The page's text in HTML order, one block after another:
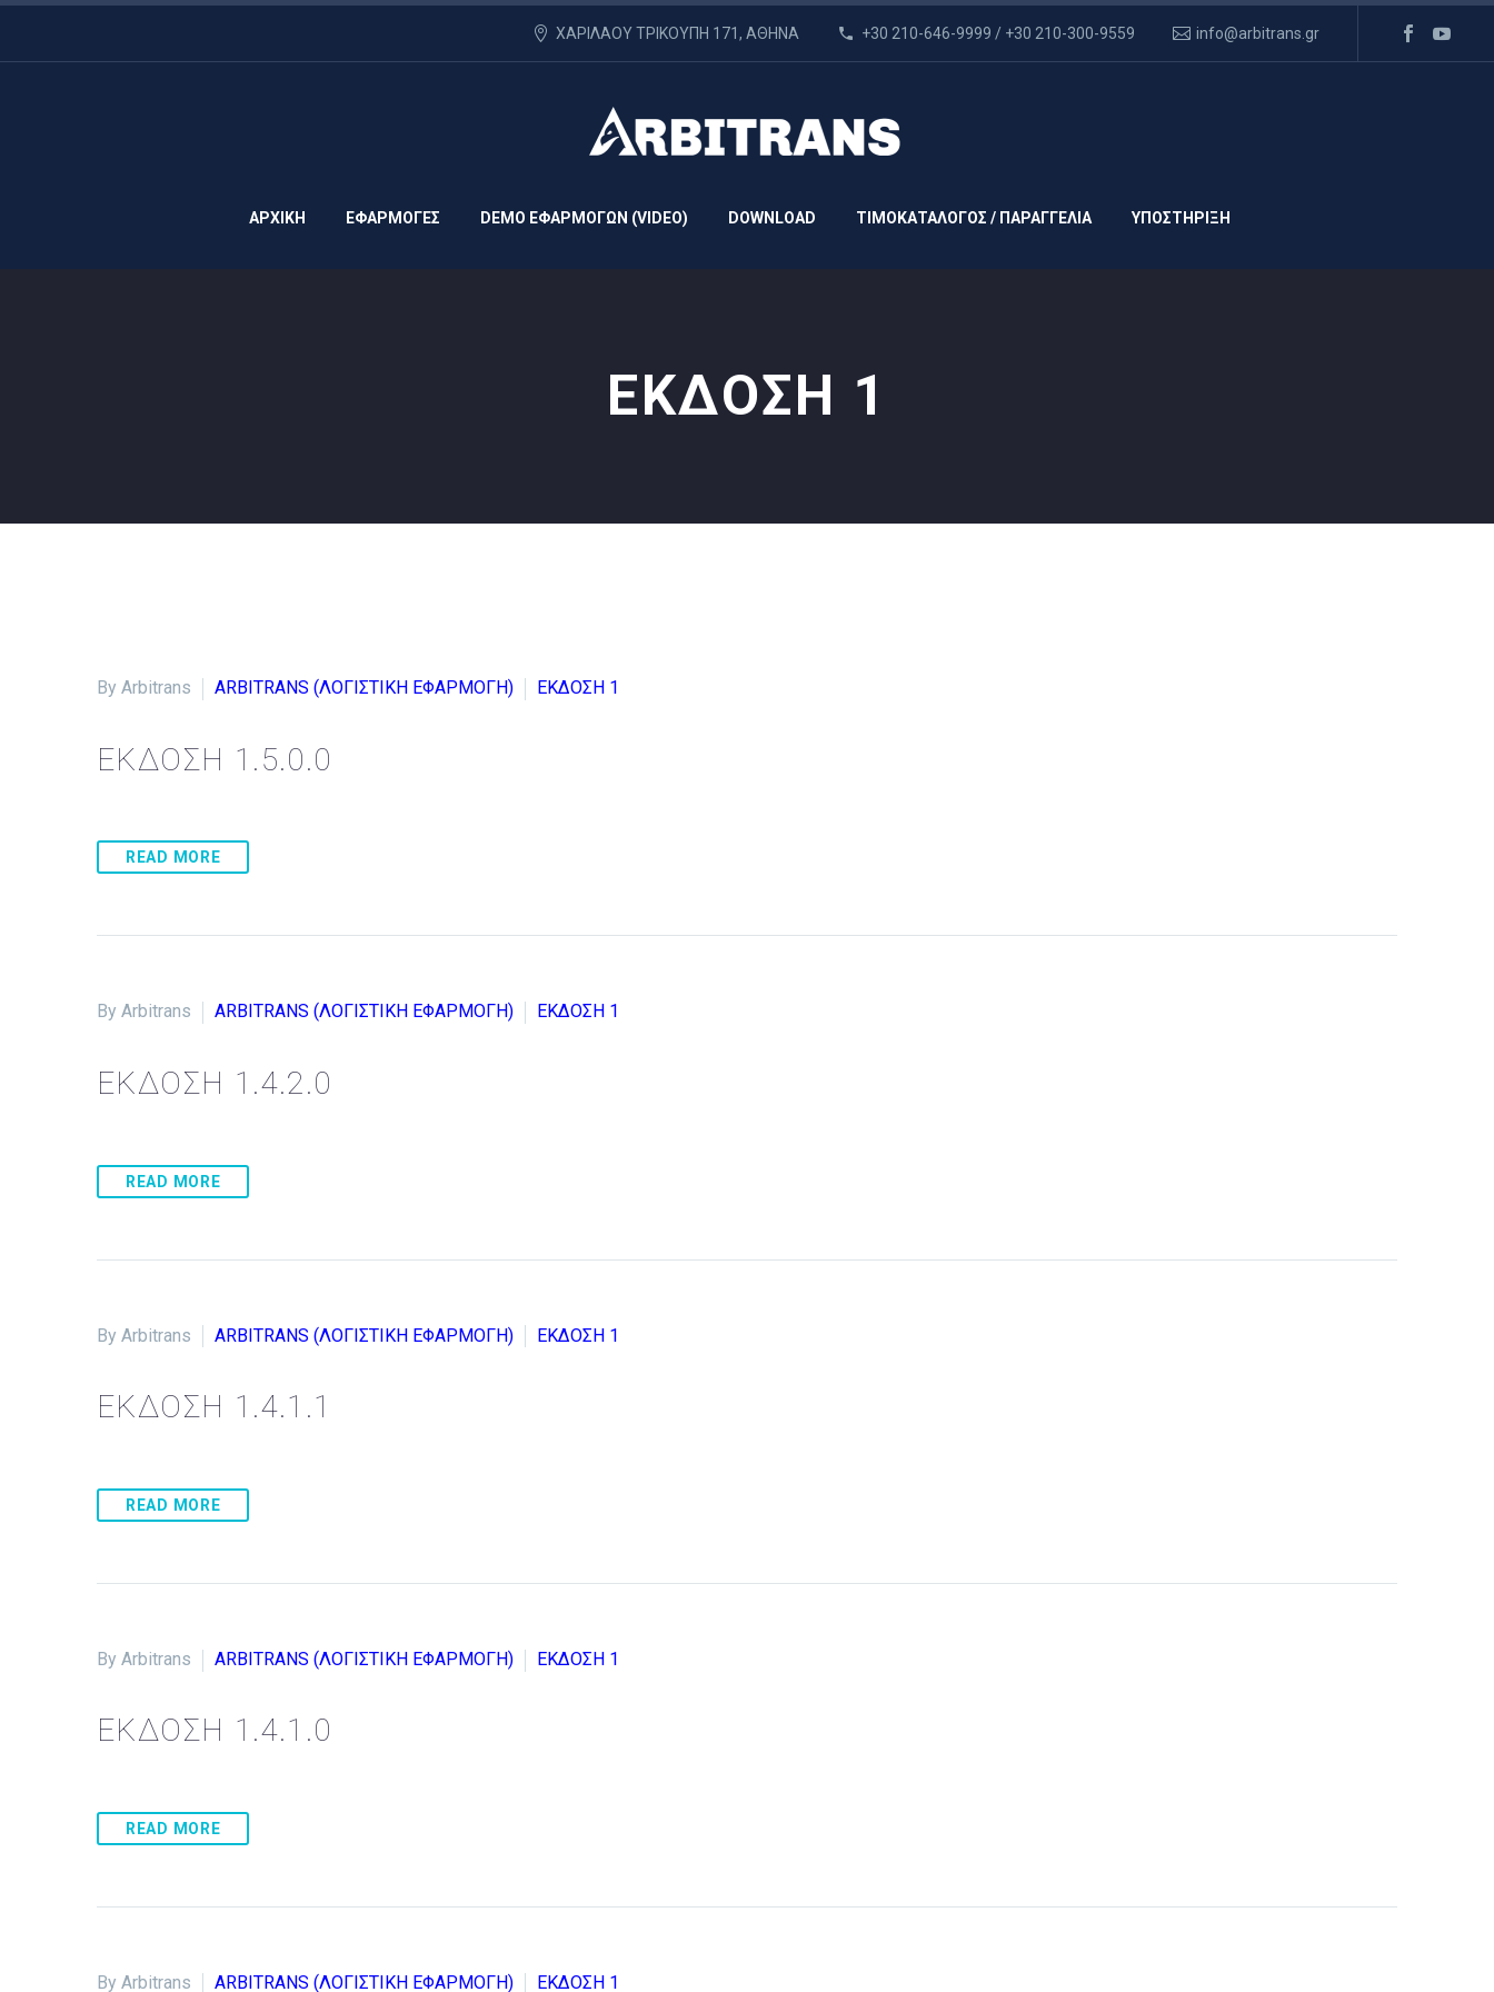
ΧΑΡΙΛΑΟΥ ΤΡΙΚΟΥΠΗ 171, ΑΘΗΝΑ +30 210-646-9999 / +30 210-300-9559 info@arbitrans.gr
ΑΡΧΙΚΗ ΕΦΑΡΜΟΓΕΣ DEMO ΕΦΑΡΜΟΓΩΝ (VIDEO) DOWNLOAD ΤΙΜΟΚΑΤΑΛΟΓΟΣ / ΠΑΡΑΓΓΕΛΙΑ ΥΠΟΣΤΗΡΙΞΗ
ΕΚΔΟΣΗ 1
By Arbitrans ARBITRANS (ΛΟΓΙΣΤΙΚΗ ΕΦΑΡΜΟΓΗ) ΕΚΔΟΣΗ 1
ΕΚΔΟΣΗ 1.5.0.0
READ MORE
By Arbitrans ARBITRANS (ΛΟΓΙΣΤΙΚΗ ΕΦΑΡΜΟΓΗ) ΕΚΔΟΣΗ 1
ΕΚΔΟΣΗ 1.4.2.0
READ MORE
By Arbitrans ARBITRANS (ΛΟΓΙΣΤΙΚΗ ΕΦΑΡΜΟΓΗ) ΕΚΔΟΣΗ 1
ΕΚΔΟΣΗ 1.4.1.1
READ MORE
By Arbitrans ARBITRANS (ΛΟΓΙΣΤΙΚΗ ΕΦΑΡΜΟΓΗ) ΕΚΔΟΣΗ 1
ΕΚΔΟΣΗ 1.4.1.0
READ MORE
By Arbitrans ARBITRANS (ΛΟΓΙΣΤΙΚΗ ΕΦΑΡΜΟΓΗ) ΕΚΔΟΣΗ 1